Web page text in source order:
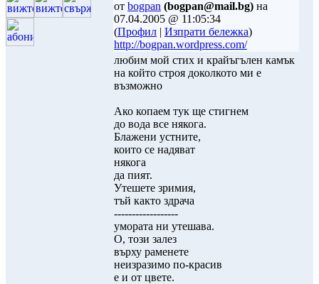
от bogpan (bogpan@mail.bg) на
07.04.2005 @ 11:05:34
(Профил | Изпрати бележка)
http://bogpan.wordpress.com/
любим мой стих и крайъгълен камък
на който строя доколкото ми е
възможно
Ако копаем тук ще стигнем
до вода все някога.
Блажени устните,
които се надяват
някога
да пият.
Утешете зримия,
тъй както здрача
------------------
умората ни утешава.
О, този залез
върху раменете
неизразимо по-красив
е и от цвете.